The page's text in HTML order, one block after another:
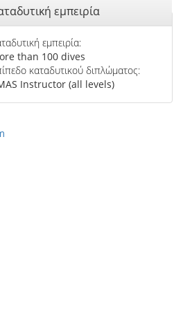
εμπειρία
εμπειρία:
than 100 dives
καταδυτικού διπλώματος:
Instructor (all levels)